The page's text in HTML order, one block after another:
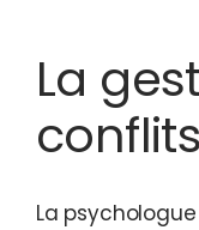
La
conflits
La